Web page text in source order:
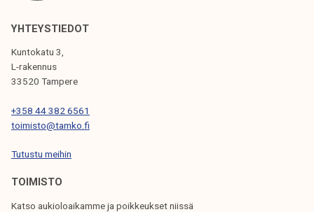
t
u
v
o
d
n
o
p
t
t
YHTEYSTIEDOT
Kuntokatu 3,
L-rakennus
33520 Tampere
+358 44 382 6561
toimisto@tamko.fi
Tutustu meihin
TOIMISTO
Katso aukioloaikamme ja poikkeukset niissä